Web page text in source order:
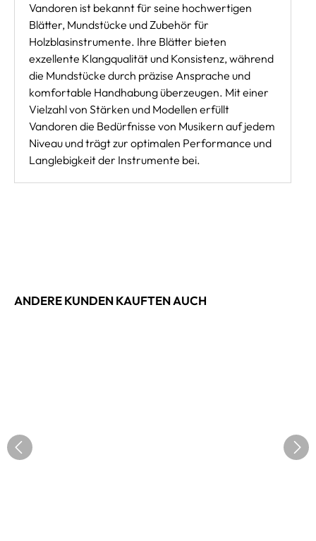
Vandoren ist bekannt für seine hochwertigen
Blätter, Mundstücke und Zubehör für
Holzblasinstrumente. Ihre Blätter bieten
exzellente Klangqualität und Konsistenz, während
die Mundstücke durch präzise Ansprache und
komfortable Handhabung überzeugen. Mit einer
Vielzahl von Stärken und Modellen erfüllt
Vandoren die Bedürfnisse von Musikern auf jedem
Niveau und trägt zur optimalen Performance und
Langlebigkeit der Instrumente bei.
ANDERE KUNDEN KAUFTEN AUCH